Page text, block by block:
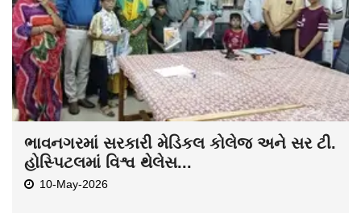
ભાવનગરમાં સરકારી મેડિકલ કોલેજ અને સર ટી.
હોસ્પિટલમાં વિશ્વ થેલેસ...
10-May-2026